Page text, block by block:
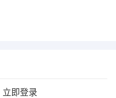
立即登录